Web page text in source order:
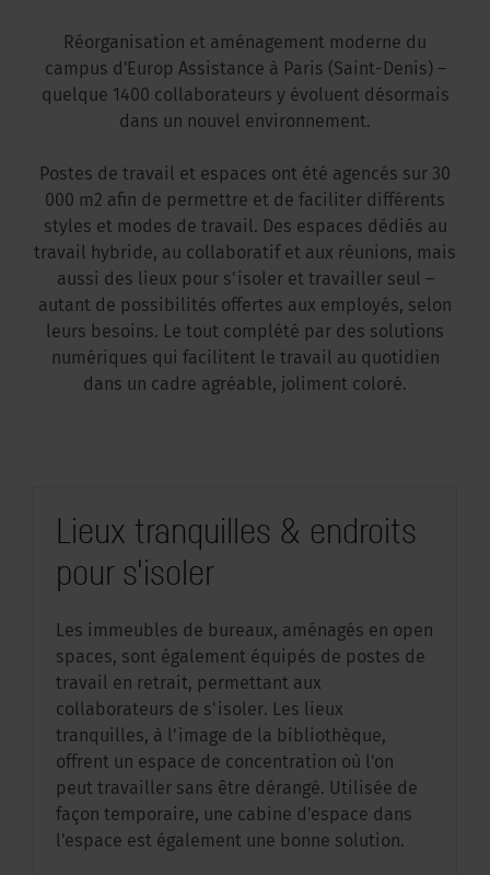
Réorganisation et aménagement moderne du
campus d'Europ Assistance à Paris (Saint-Denis) –
quelque 1400 collaborateurs y évoluent désormais
dans un nouvel environnement.
Postes de travail et espaces ont été agencés sur 30
000 m2 afin de permettre et de faciliter différents
styles et modes de travail. Des espaces dédiés au
travail hybride, au collaboratif et aux réunions, mais
aussi des lieux pour s'isoler et travailler seul –
autant de possibilités offertes aux employés, selon
leurs besoins. Le tout complété par des solutions
numériques qui facilitent le travail au quotidien
dans un cadre agréable, joliment coloré.
Lieux tranquilles & endroits
pour s'isoler
Les immeubles de bureaux, aménagés en open
spaces, sont également équipés de postes de
travail en retrait, permettant aux
collaborateurs de s'isoler. Les lieux
tranquilles, à l'image de la bibliothèque,
offrent un espace de concentration où l'on
peut travailler sans être dérangé. Utilisée de
façon temporaire, une cabine d'espace dans
l'espace est également une bonne solution.